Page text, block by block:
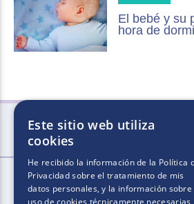
El bebé y su
hora de
Este sitio web utiliza
cookies
He recibido la información de la Política
Privacidadsobre el tratamiento de mis
datos personales, y la información sobre
uso de cookies técnicamente necesarias